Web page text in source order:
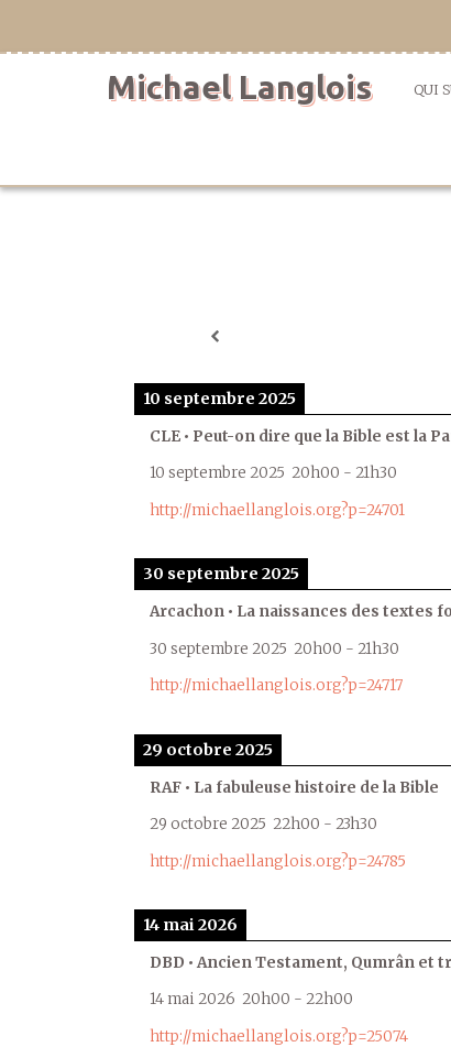
Michael Langlois QUI
10 septembre 2025
CLE • Peut-on dire que la Bible est la
10 septembre 2025 20h00 - 21h30
http://michaellanglois.org?p=24701
30 septembre 2025
Arcachon • La naissances des textes
30 septembre 2025 20h00 - 21h30
http://michaellanglois.org?p=24717
29 octobre 2025
RAF • La fabuleuse histoire de la Bible
29 octobre 2025 22h00 - 23h30
http://michaellanglois.org?p=24785
14 mai 2026
DBD • Ancien Testament, Qumrân et
14 mai 2026 20h00 - 22h00
http://michaellanglois.org?p=25074